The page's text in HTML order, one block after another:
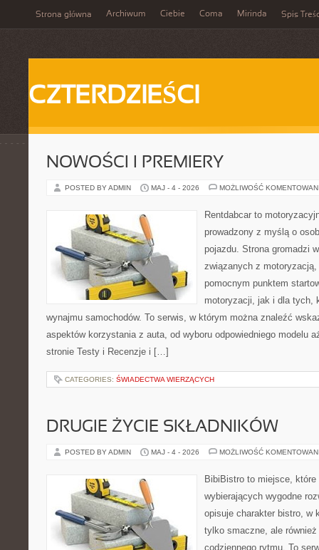
Strona główna Archiwum Ciebie Coma Mirinda Spis
CZTERDZIEŚCI
NOWOŚCI I PREMIERY
POSTED BY ADMIN MAJ - 4 - 2026 MOŻLIWOŚĆ
Rentdabcar to
prowadzony z myślą o
pojazdu. Strona gromadzi
związanych z
pomocnym punktem
motoryzacji, jak i dla tych,
wynajmu samochodów. To serwis, w którym można znaleźć
aspektów korzystania z auta, od wyboru odpowiedniego modelu
stronie Testy i Recenzje i […]
CATEGORIES: ŚWIADECTWA WIERZĄCYCH
DRUGIE ŻYCIE SKŁADNIKÓW
POSTED BY ADMIN MAJ - 4 - 2026 MOŻLIWOŚĆ
BibiBistro to miejsce,
wybierających wygodne
opisuje charakter bistro, w
tylko smaczne, ale również
codziennego rytmu. To